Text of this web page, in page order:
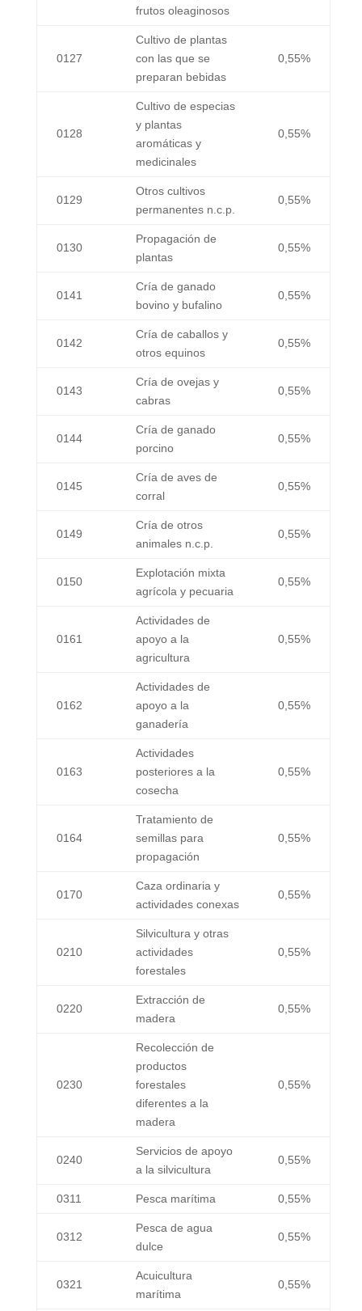
frutos oleaginosos
0127
Cultivo de plantas
con las que se
preparan bebidas
0,55%
0128
Cultivo de especias
y plantas
aromáticas y
medicinales
0,55%
0129
Otros cultivos
permanentes n.c.p.
0,55%
0130
Propagación de
plantas
0,55%
0141
Cría de ganado
bovino y bufalino
0,55%
0142
Cría de caballos y
otros equinos
0,55%
0143
Cría de ovejas y
cabras
0,55%
0144
Cría de ganado
porcino
0,55%
0145
Cría de aves de
corral
0,55%
0149
Cría de otros
animales n.c.p.
0,55%
0150
Explotación mixta
agrícola y pecuaria
0,55%
0161
Actividades de
apoyo a la
agricultura
0,55%
0162
Actividades de
apoyo a la
ganadería
0,55%
0163
Actividades
posteriores a la
cosecha
0,55%
0164
Tratamiento de
semillas para
propagación
0,55%
0170
Caza ordinaria y
actividades conexas
0,55%
0210
Silvicultura y otras
actividades
forestales
0,55%
0220
Extracción de
madera
0,55%
0230
Recolección de
productos
forestales
diferentes a la
madera
0,55%
0240
Servicios de apoyo
a la silvicultura
0,55%
0311 Pesca marítima 0,55%
0312
Pesca de agua
dulce
0,55%
0321
Acuicultura
marítima
0,55%